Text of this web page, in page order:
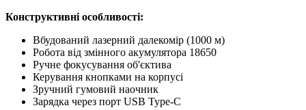
Конструктивні особливості:
Вбудований лазерний далекомір (1000 м)
Робота від змінного акумулятора 18650
Ручне фокусування об'єктива
Керування кнопками на корпусі
Зручний гумовий наочник
Зарядка через порт USB Type-C